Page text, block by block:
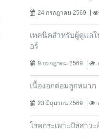
24 กรกฎาคม 2569
เทคนิคสำหรับผู้ดูแลใ
อร์
9 กรกฎาคม 2569
เนื้องอกต่อมลูกหมาก
23 มิถุนายน 2569
โรคกระเพาะปัสสาว